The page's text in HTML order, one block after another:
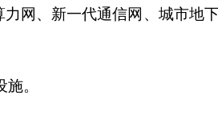
网、新一代通信网、城市地
。